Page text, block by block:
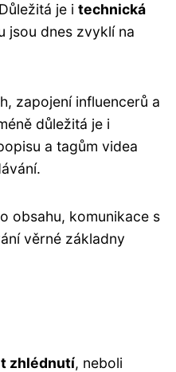
je i technická
jsou dnes zvyklí na
zapojení influencerů a
důležitá je i
a tagům videa
obsahu, komunikace s
věrné základny
zhlédnutí, neboli